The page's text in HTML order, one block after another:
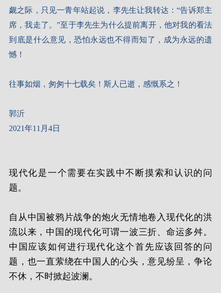
觑之际，只见一青年站起说，李先生让我转达：“告诉郑主
席，我走了。”至于李先生为什么提前离开，他对我的看法
到底是什么意见，恐怕永远也不得而知了，成为永远的遗
憾！
往事如烟，匆匆十七载矣！斯人已逝，感慨系之！
郭沂
2021年11月4日
现代化是一个需要在实践中不断摸索和认识的问
题。
自从中国被鸦片战争的炮火无情地卷入现代化的洪
流以来，中国的现代化可谓一波三折、命运多舛。
中国应该如何进行现代化这个首先应该回答的问
题，也一直萦绕在中国人的心头，意见纷呈，争论
不休，不时掀起波澜。